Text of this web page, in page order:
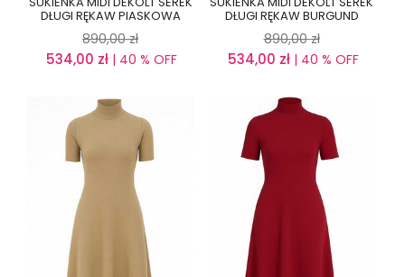
DŁUGI RĘKAW PIASKOWA
890,00 zł
534,00 zł | 40 % OFF
DŁUGI RĘKAW BURGUND
890,00 zł
534,00 zł| 40 % OFF